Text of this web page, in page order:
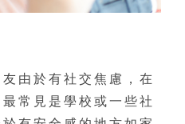
由於有社交焦慮，在
常見是學校或一些社